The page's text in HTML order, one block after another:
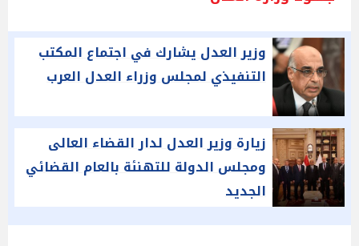
وزير العدل يشارك في اجتماع المكتب
التنفيذي لمجلس وزراء العدل العرب
زيارة وزير العدل لدار القضاء العالى
ومجلس الدولة للتهنئة بالعام القضائي
الجديد